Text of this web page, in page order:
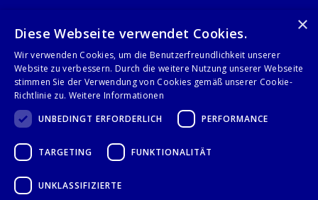
AGB
KONTAKT
Stalgast GmbH
28359 Bremen
+49 421 408844-0
×
Diese Webseite verwendet Cookies.
Wir verwenden Cookies, um die Benutzerfreundlichkeit unserer
Website zu verbessern. Durch die weitere Nutzung unserer Webseite
stimmen Sie der Verwendung von Cookies gemäß unserer Cookie-
Richtlinie zu. Weitere Informationen
UNBEDINGT ERFORDERLICH
PERFORMANCE
TARGETING FUNKTIONALITÄT
UNKLASSIFIZIERTE